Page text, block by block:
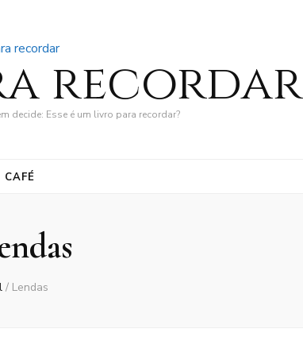
recordar
decide: Esse é um livro para recordar?
CAFÉ
/ Lendas